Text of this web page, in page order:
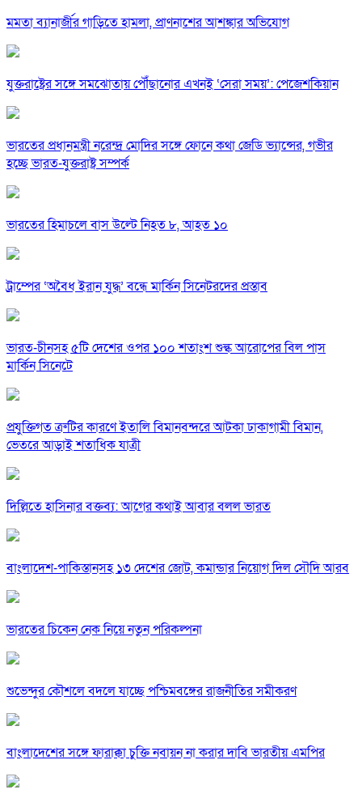
মমতা ব্যানার্জীর গাড়িতে হামলা, প্রাণনাশের আশঙ্কার অভিযোগ
যুক্তরাষ্ট্রের সঙ্গে সমঝোতায় পৌঁছানোর এখনই ‘সেরা সময়’: পেজেশকিয়ান
ভারতের প্রধানমন্ত্রী নরেন্দ্র মোদির সঙ্গে ফোনে কথা জেডি ভ্যান্সের, গভীর
হচ্ছে ভারত-যুক্তরাষ্ট্র সম্পর্ক
ভারতের হিমাচলে বাস উল্টে নিহত ৮, আহত ১০
ট্রাম্পের ‘অবৈধ ইরান যুদ্ধ’ বন্ধে মার্কিন সিনেটরদের প্রস্তাব
ভারত-চীনসহ ৫টি দেশের ওপর ১০০ শতাংশ শুল্ক আরোপের বিল পাস
মার্কিন সিনেটে
প্রযুক্তিগত ত্রুটির কারণে ইতালি বিমানবন্দরে আটকা ঢাকাগামী বিমান,
ভেতরে আড়াই শতাধিক যাত্রী
দিল্লিতে হাসিনার বক্তব্য: আগের কথাই আবার বলল ভারত
বাংলাদেশ-পাকিস্তানসহ ১৩ দেশের জোট, কমান্ডার নিয়োগ দিল সৌদি আরব
ভারতের চিকেন নেক নিয়ে নতুন পরিকল্পনা
শুভেন্দুর কৌশলে বদলে যাচ্ছে পশ্চিমবঙ্গের রাজনীতির সমীকরণ
বাংলাদেশের সঙ্গে ফারাক্কা চুক্তি নবায়ন না করার দাবি ভারতীয় এমপির